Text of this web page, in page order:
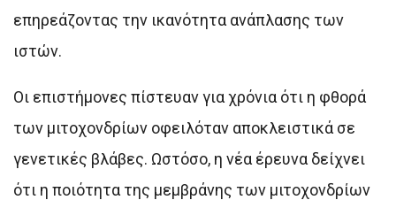
επηρεάζοντας την ικανότητα ανάπλασης των
ιστών.
Οι επιστήμονες πίστευαν για χρόνια ότι η φθορά
των μιτοχονδρίων οφειλόταν αποκλειστικά σε
γενετικές βλάβες. Ωστόσο, η νέα έρευνα δείχνει
ότι η ποιότητα της μεμβράνης των μιτοχονδρίων